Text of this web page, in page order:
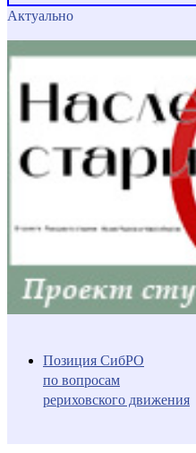
Актуально
Позиция СибРО
по вопросам
рериховского движения